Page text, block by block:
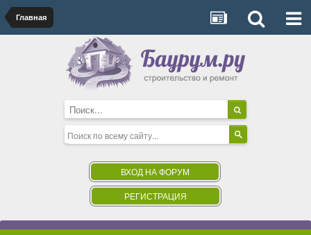
Главная
ВХОД НА ФОРУМ
РЕГИСТРАЦИЯ